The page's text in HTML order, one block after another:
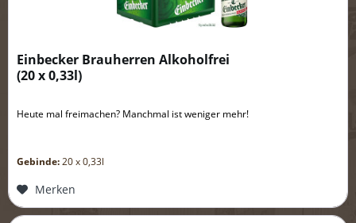
Einbecker Brauherren Alkoholfrei
(20 x 0,33l)
Heute mal freimachen? Manchmal ist weniger mehr!
Gebinde:20 x 0,33l
Merken